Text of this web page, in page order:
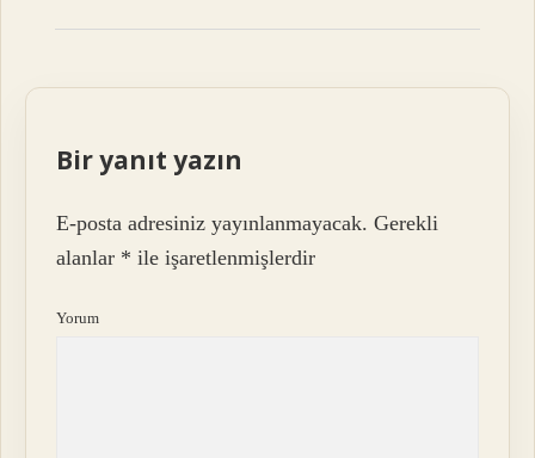
Bir yanıt yazın
E-posta adresiniz yayınlanmayacak. Gerekli
alanlar * ile işaretlenmişlerdir
Yorum